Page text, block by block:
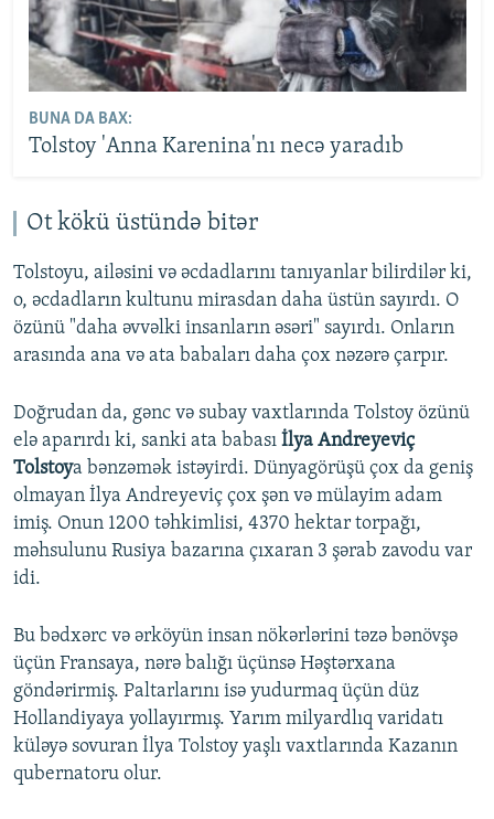
BUNA DA BAX:
Tolstoy 'Anna Karenina'nı necə yaradıb
Ot kökü üstündə bitər
Tolstoyu, ailəsini və əcdadlarını tanıyanlar bilirdilər ki,
o, əcdadların kultunu mirasdan daha üstün sayırdı. O
özünü "daha əvvəlki insanların əsəri" sayırdı. Onların
arasında ana və ata babaları daha çox nəzərə çarpır.
Doğrudan da, gənc və subay vaxtlarında Tolstoy özünü
elə aparırdı ki, sanki ata babası İlya Andreyeviç
Tolstoya bənzəmək istəyirdi. Dünyagörüşü çox da geniş
olmayan İlya Andreyeviç çox şən və mülayim adam
imiş. Onun 1200 təhkimlisi, 4370 hektar torpağı,
məhsulunu Rusiya bazarına çıxaran 3 şərab zavodu var
idi.
Bu bədxərc və ərköyün insan nökərlərini təzə bənövşə
üçün Fransaya, nərə balığı üçünsə Həştərxana
göndərirmiş. Paltarlarını isə yudurmaq üçün düz
Hollandiyaya yollayırmış. Yarım milyardlıq varidatı
küləyə sovuran İlya Tolstoy yaşlı vaxtlarında Kazanın
qubernatoru olur.